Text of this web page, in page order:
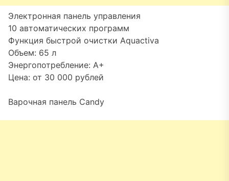
Электронная панель управления
10 автоматических программ
Функция быстрой очистки Aquactiva
Объем: 65 л
Энергопотребление: А+
Цена: от 30 000 рублей
Варочная панель Candy